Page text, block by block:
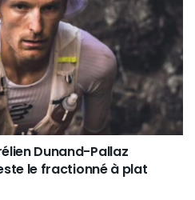
Dunand-Pallaz
le fractionné à plat